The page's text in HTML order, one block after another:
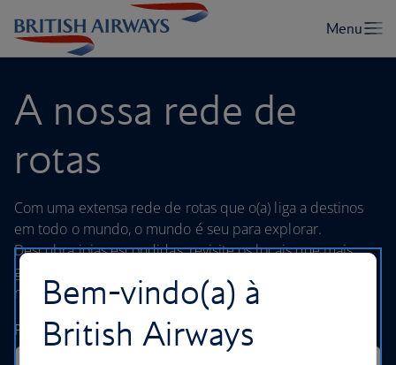
A nossa rede de
rotas
Com uma extensa rede de rotas que o(a) liga a destinos
em todo o mundo, o mundo é seu para explorar.
Descubra joias escondidas, revisite os locais que mais
gosta ou embarque numa aventura num local totalmente
novo.Bem-vindo(a) à
British Airways